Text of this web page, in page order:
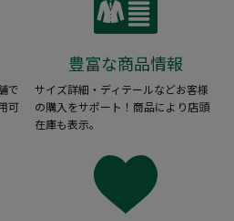
で
可
豊富な商品情報
サイズ詳細・ディテールなどお客様
の購入をサポート！商品により店頭
在庫も表示。